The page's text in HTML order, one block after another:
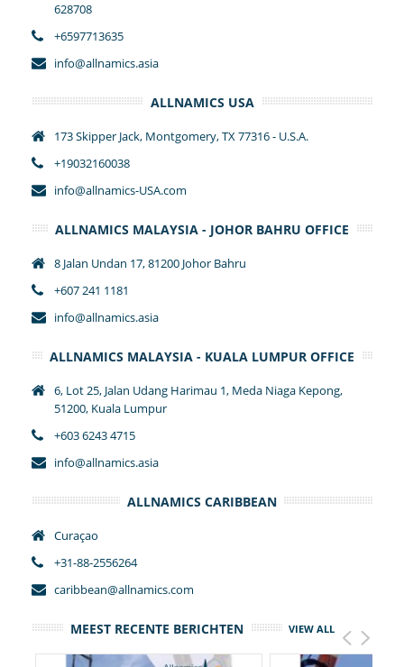
628708
+6597713635
info@allnamics.asia
ALLNAMICS USA
173 Skipper Jack, Montgomery, TX 77316 - U.S.A.
+19032160038
info@allnamics-USA.com
ALLNAMICS MALAYSIA - JOHOR BAHRU OFFICE
8 Jalan Undan 17, 81200 Johor Bahru
+607 241 1181
info@allnamics.asia
ALLNAMICS MALAYSIA - KUALA LUMPUR OFFICE
6, Lot 25, Jalan Udang Harimau 1, Meda Niaga Kepong,
51200, Kuala Lumpur
+603 6243 4715
info@allnamics.asia
ALLNAMICS CARIBBEAN
Curaçao
+31-88-2556264
caribbean@allnamics.com
MEEST RECENTE BERICHTEN VIEW ALL